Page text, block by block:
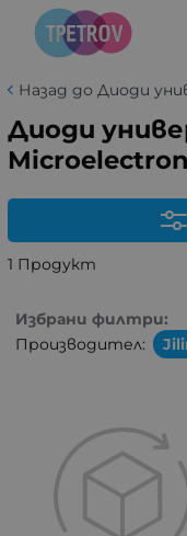
Назад до Диоди
Диоди
1 Продукт
Избрани филтри:
Производител: